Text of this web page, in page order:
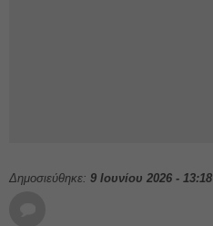
Δημοσιεύθηκε: 9 Ιουνίου 2026 - 13:18